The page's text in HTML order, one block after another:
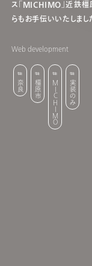
ス「MICHIMO」近鉄橿
らもお手伝いいたしまし
Web development
奈良 橿原市 MICHIMO 実装のみ